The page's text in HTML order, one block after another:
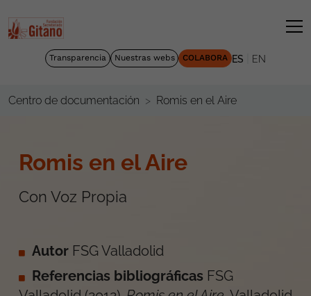
Transparencia Nuestras webs COLABORA ES EN
Centro de documentación Romis en el Aire
Romis en el Aire
Con Voz Propia
Autor FSG Valladolid
Referencias bibliográficas FSG